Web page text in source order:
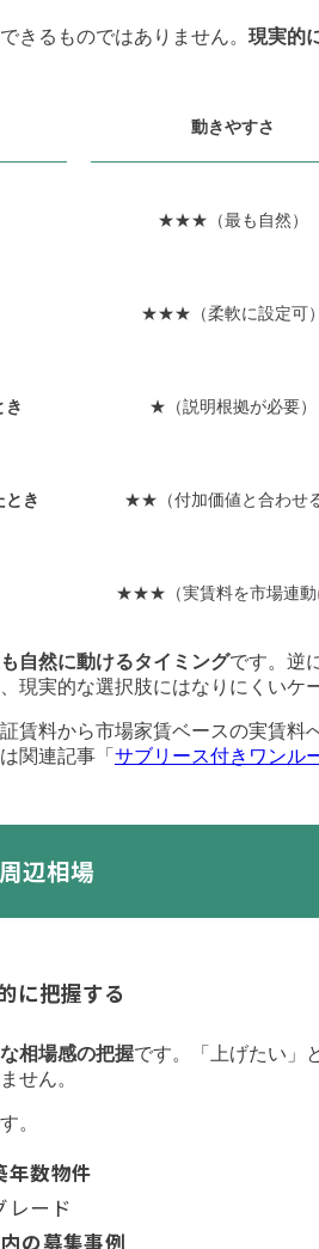
きるものではありません。 現実的
動きやすさ
★★★（最も自然）
★★★（柔軟に設定可）
き ★（説明根拠が必要）
とき ★★（付加価値と合わせる
★★★（実賃料を市場連動
自然に動けるタイミングです。逆
現実的な選択肢にはなりにくいケ
賃料から市場家賃ベースの実賃
関連記事「サブリース付きワンル
辺相場
に把握する
相場感の把握です。「上げたい」
せん。
。
年数物件
レード
の募集事例